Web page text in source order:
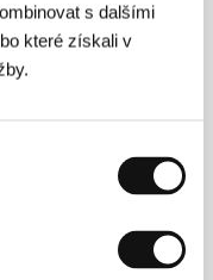
s dalšími
které získali v
Adventures in the
Mundus Novus